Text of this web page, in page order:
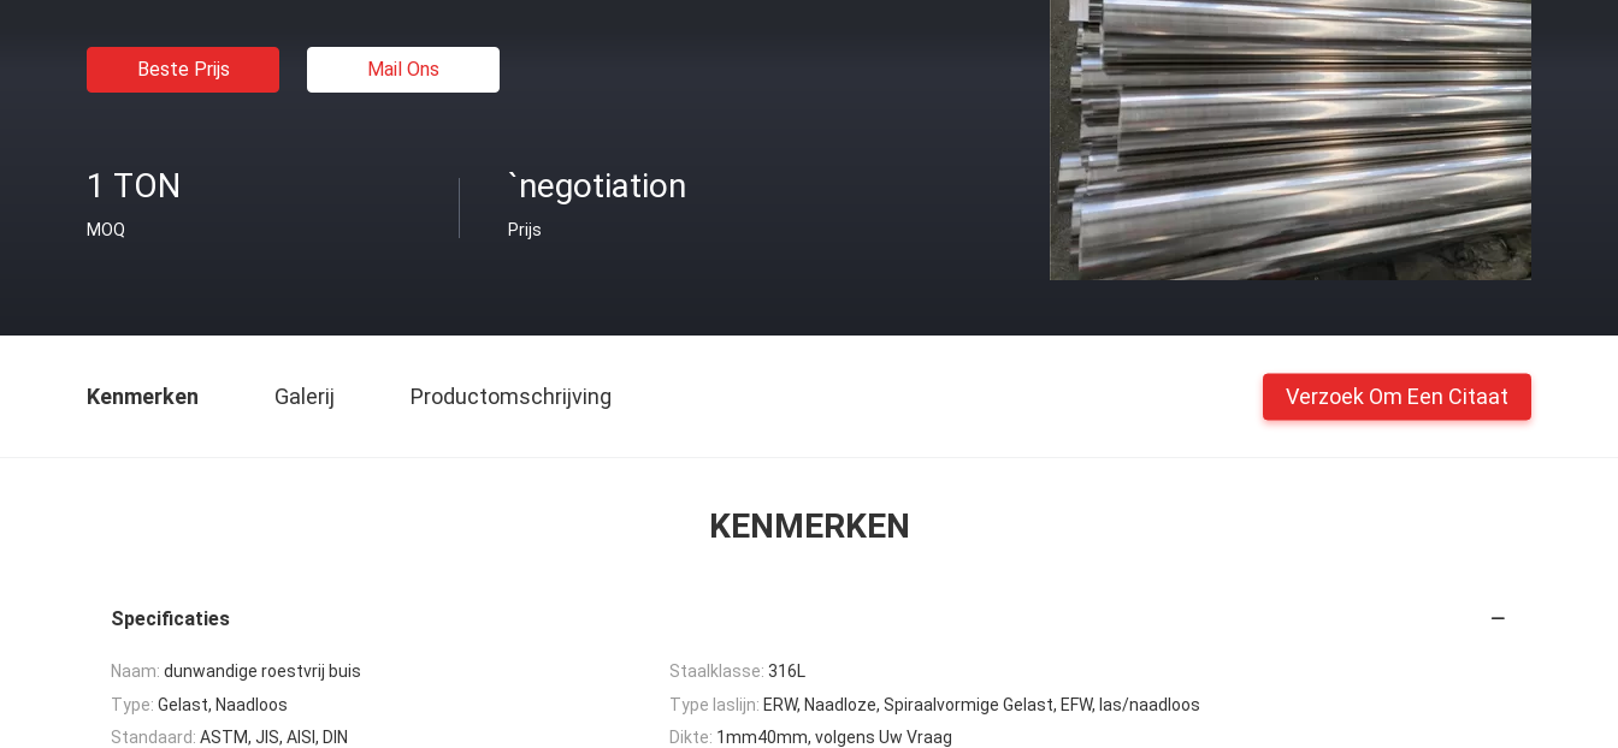
Beste Prijs Mail Ons
1 TON
MOQ
`negotiation
Prijs
Kenmerken Galerij Productomschrijving Verzoek Om Een Citaat
KENMERKEN
Specificaties
Naam: dunwandige roestvrij buis Staalklasse: 316L
Type: Gelast, Naadloos Type laslijn: ERW, Naadloze, Spiraalvormige Gelast, EFW, las/naadloos
Standaard: ASTM, JIS, AISI, DIN Dikte: 1mm40mm, volgens Uw Vraag